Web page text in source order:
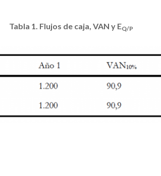
Tabla 1. Flujos de caja, VAN y EQ/P